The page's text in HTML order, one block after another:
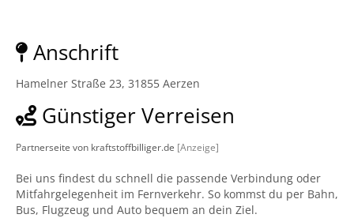
Anschrift
Hamelner Straße 23, 31855 Aerzen
Günstiger Verreisen
Partnerseite von kraftstoffbilliger.de [Anzeige]
Bei uns findest du schnell die passende Verbindung oder
Mitfahrgelegenheit im Fernverkehr. So kommst du per Bahn,
Bus, Flugzeug und Auto bequem an dein Ziel.